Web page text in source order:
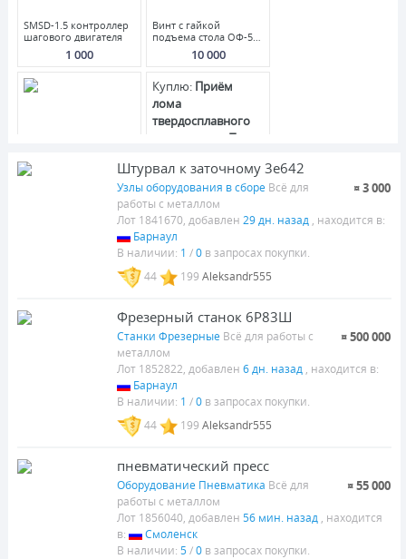
SMSD-1.5 контроллер
шагового двигателя
1 000
Винт с гайкой
подъема стола ОФ-55,
10 000
OMD-88 драйвер 20-
Куплю: Приём
лома
твердосплавного
инструмента По
Белоруссии 4200р
кг
Фреза концевая 5-z Ф
28 мм l раб. 170мм М3
Труба стальная
толстостенная ф107
мм . Лот#13
CutCalc —
калькулятор
(электроэрозионной)
Yaskawa CIMR-
VC4A0007BAA
частотник 380v
14 000
Штурвал к заточному 3е642
¤ 3 000
Узлы оборудования в сборе Всё для
работы с металлом
Лот 1841670, добавлен 29 дн. назад , находится в:
Барнаул
В наличии: 1 /0в запросах покупки.
44
199 Aleksandr555
Фрезерный станок 6Р83Ш
¤ 500 000
Станки Фрезерные Всё для работы с
металлом
Лот 1852822, добавлен 6 дн. назад , находится в:
Барнаул
В наличии: 1 /0в запросах покупки.
44
199 Aleksandr555
пневматический пресс
¤ 55 000
Оборудование Пневматика Всё для
работы с металлом
Лот 1856040, добавлен 56 мин. назад , находится
в:
Смоленск
В наличии: 5/0в запросах покупки.